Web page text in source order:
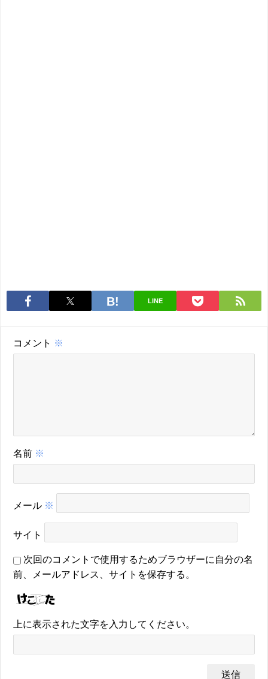
LINE
コメント ※
名前 ※
メール ※
サイト
次回のコメントで使用するためブラウザーに自分の名
前、メールアドレス、サイトを保存する。
上に表示された文字を入力してください。